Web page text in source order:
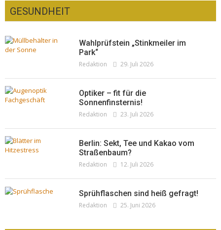
GESUNDHEIT
Wahlprüfstein „Stinkmeiler im
Park“
Redaktion 29. Juli 2026
Optiker – fit für die
Sonnenfinsternis!
Redaktion 23. Juli 2026
Berlin: Sekt, Tee und Kakao vom
Straßenbaum?
Redaktion 12. Juli 2026
Sprühflaschen sind heiß gefragt!
Redaktion 25. Juni 2026